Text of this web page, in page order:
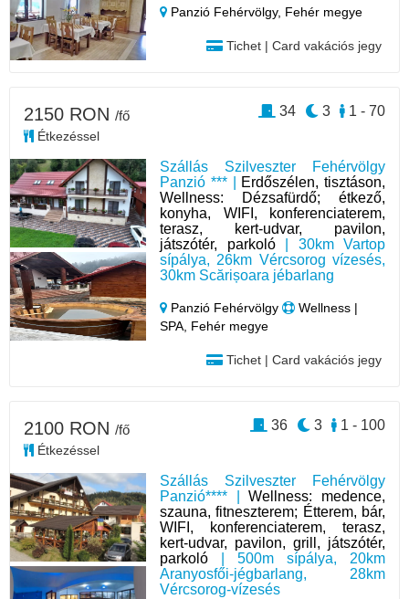
Panzió Fehérvölgy, Fehér megye
Tichet | Card vakációs jegy
Szállás Szilveszter Fehérvölgy
Panzió *** |
Erdőszélen, tisztáson,
Wellness: Dézsafürdő; étkező,
konyha, WIFI, konferenciaterem,
terasz, kert-udvar, pavilon,
játszótér, parkoló| 30km Vartop
sípálya, 26km Vércsorog vízesés,
30km Scărișoara jébarlang
Panzió Fehérvölgy
Wellness |
SPA, Fehér megye
Tichet | Card vakációs jegy
2150 RON /fő
Étkezéssel
1 - 70
3
34
Szállás Szilveszter Fehérvölgy
Panzió**** |Wellness: medence,
szauna, fitneszterem; Étterem, bár,
WIFI, konferenciaterem, terasz,
kert-udvar, pavilon, grill, játszótér,
parkoló | 500m sípálya, 20km
Aranyosfői-jégbarlang, 28km
Vércsorog-vízesés
2100 RON /fő
Étkezéssel
1 - 100
3
36